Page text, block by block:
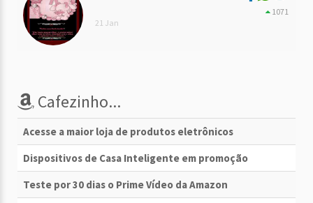
21 Jan
1071
Cafezinho...
Acesse a maior loja de produtos eletrônicos
Dispositivos de Casa Inteligente em promoção
Teste por 30 dias o Prime Vídeo da Amazon